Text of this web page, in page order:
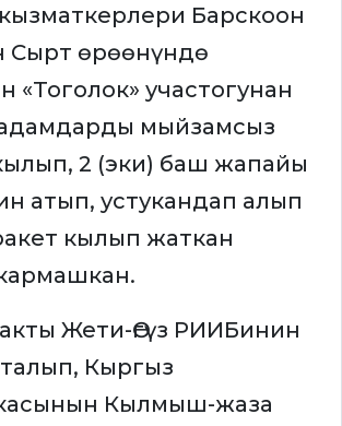
Барскоон
өрөөнүндө
«Тоголок» участогунан
мыйзамсыз
2 (эки) баш жапайы
атып, устукандап алып
кылып жаткан
Жети-Өгүз РИИБинин
Кыргыз
Кылмыш-жаза